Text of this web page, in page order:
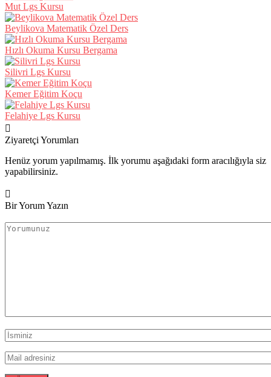
Mut Lgs Kursu
Beylikova Matematik Özel Ders
Hızlı Okuma Kursu Bergama
Silivri Lgs Kursu
Kemer Eğitim Koçu
Felahiye Lgs Kursu
Ziyaretçi Yorumları
Henüz yorum yapılmamış. İlk yorumu aşağıdaki form aracılığıyla siz
yapabilirsiniz.
Bir Yorum Yazın